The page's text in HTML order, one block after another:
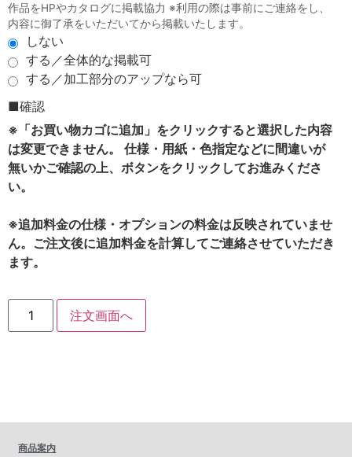
作品をHPやカタログに掲載協力 ※利用の際は事前にご連絡をし、
内容に御了承をいただいてから掲載いたします。
しない
する／全体的な掲載可
する／加工部分のアップなら可
■確認
※「お買い物カゴに追加」をクリックすると選択した内容
は変更できません。 仕様・用紙・色指定などに間違いが
無いかご確認の上、ボタンをクリックしてお進みくださ
い。
※追加料金の仕様・オプションの料金は反映されていませ
ん。ご注文後に追加料金を計算してご連絡させていただき
ます。
注文画面へ
商品案内